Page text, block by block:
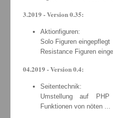
3.2019 - Version 0.35:
Aktionfiguren:
Solo Figuren eingepflegt
Resistance Figuren
04.2019 - Version 0.4:
Seitentechnik:
Umstellung auf
Funktionen von nöten ...